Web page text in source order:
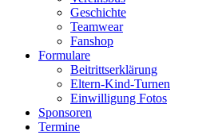
Geschichte
Teamwear
Fanshop
Formulare
Beitrittserklärung
Eltern-Kind-Turnen
Einwilligung Fotos
Sponsoren
Termine